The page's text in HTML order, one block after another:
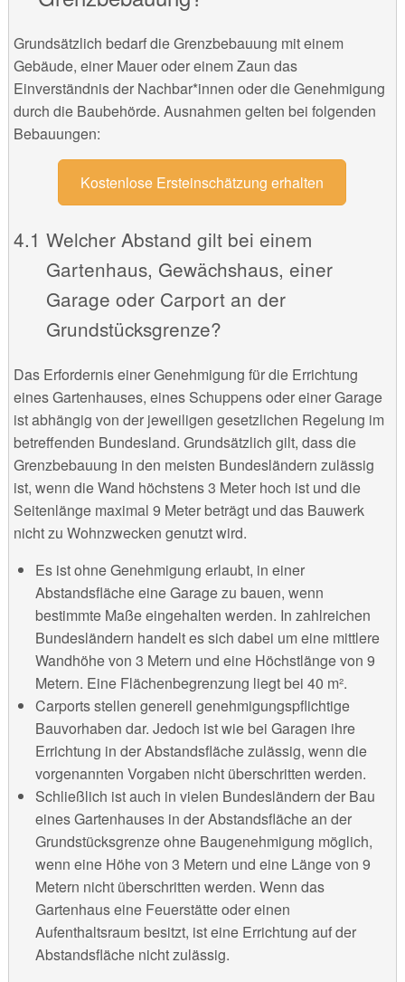
Grundsätzlich bedarf die Grenzbebauung mit einem
Gebäude, einer Mauer oder einem Zaun das
Einverständnis der Nachbar*innen oder die Genehmigung
durch die Baubehörde. Ausnahmen gelten bei folgenden
Bebauungen:
Kostenlose Ersteinschätzung erhalten
Welcher Abstand gilt bei einem
Gartenhaus, Gewächshaus, einer
Garage oder Carport an der
Grundstücksgrenze?
Das Erfordernis einer Genehmigung für die Errichtung
eines Gartenhauses, eines Schuppens oder einer Garage
ist abhängig von der jeweiligen gesetzlichen Regelung im
betreffenden Bundesland. Grundsätzlich gilt, dass die
Grenzbebauung in den meisten Bundesländern zulässig
ist, wenn die Wand höchstens 3 Meter hoch ist und die
Seitenlänge maximal 9 Meter beträgt und das Bauwerk
nicht zu Wohnzwecken genutzt wird.
Es ist ohne Genehmigung erlaubt, in einer
Abstandsfläche eine Garage zu bauen, wenn
bestimmte Maße eingehalten werden. In zahlreichen
Bundesländern handelt es sich dabei um eine mittlere
Wandhöhe von 3 Metern und eine Höchstlänge von 9
Metern. Eine Flächenbegrenzung liegt bei 40 m².
Carports stellen generell genehmigungspflichtige
Bauvorhaben dar. Jedoch ist wie bei Garagen ihre
Errichtung in der Abstandsfläche zulässig, wenn die
vorgenannten Vorgaben nicht überschritten werden.
Schließlich ist auch in vielen Bundesländern der Bau
eines Gartenhauses in der Abstandsfläche an der
Grundstücksgrenze ohne Baugenehmigung möglich,
wenn eine Höhe von 3 Metern und eine Länge von 9
Metern nicht überschritten werden. Wenn das
Gartenhaus eine Feuerstätte oder einen
Aufenthaltsraum besitzt, ist eine Errichtung auf der
Abstandsfläche nicht zulässig.